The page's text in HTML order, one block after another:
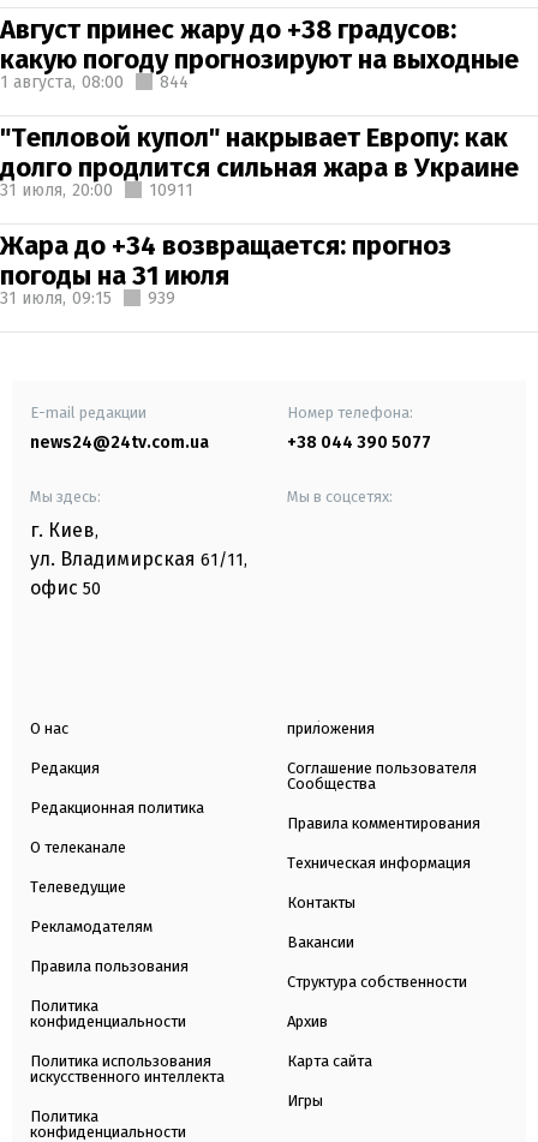
Август принес жару до +38 градусов:
какую погоду прогнозируют на выходные
1 августа, 08:00 844
"Тепловой купол" накрывает Европу: как
долго продлится сильная жара в Украине
31 июля, 20:00 10911
Жара до +34 возвращается: прогноз
погоды на 31 июля
31 июля, 09:15 939
E-mail редакции
news24@24tv.com.ua
Номер телефона:
+38 044 390 5077
Мы здесь:
г. Киев,
ул. Владимирская 61/11,
офис 50
Мы в соцсетях:
О нас
Редакция
Редакционная политика
О телеканале
Телеведущие
Рекламодателям
Правила пользования
Политика
конфиденциальности
Политика использования
искусственного интеллекта
Политика
конфиденциальности
приложения
Соглашение пользователя
Сообщества
Правила комментирования
Техническая информация
Контакты
Вакансии
Структура собственности
Архив
Карта сайта
Игры